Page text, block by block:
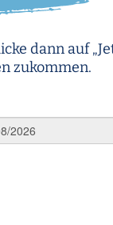
dann auf
zukommen.